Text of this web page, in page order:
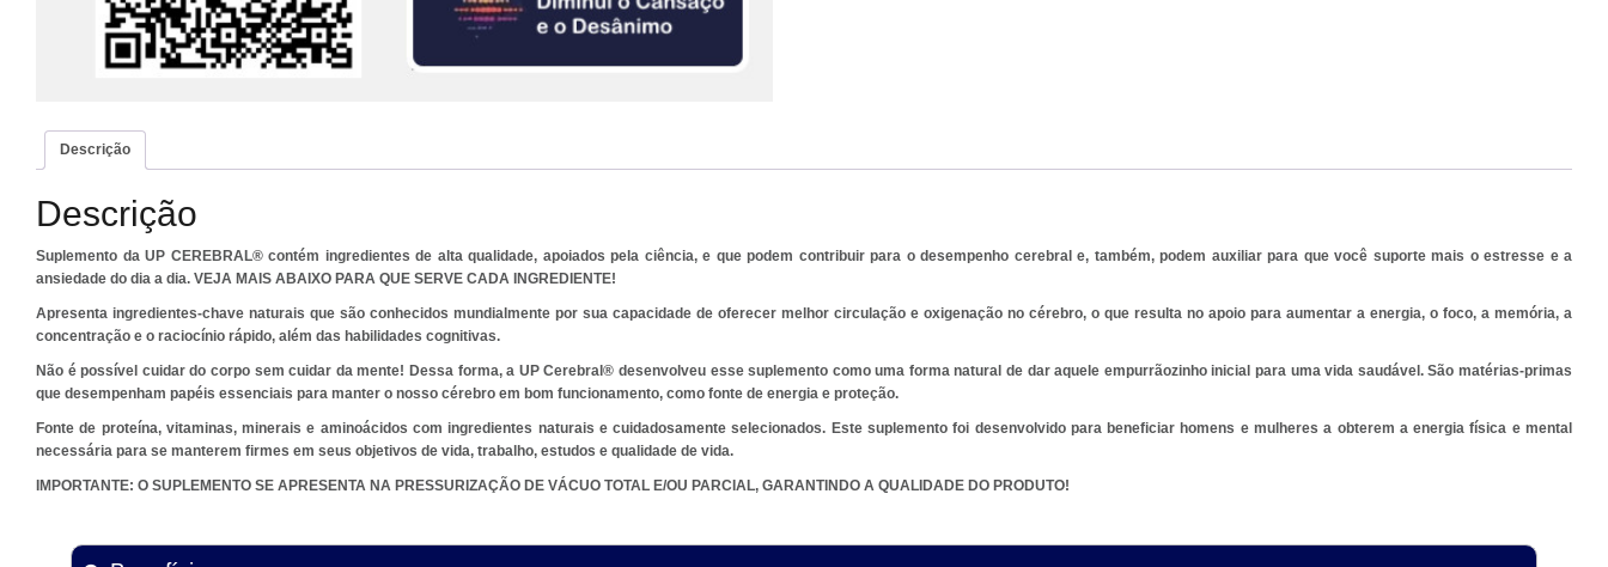
Descrição
Descrição
Suplemento da UP CEREBRAL® contém ingredientes de alta qualidade, apoiados pela ciência, e que podem contribuir para o desempenho cerebral e, também, podem auxiliar para que você suporte mais o estresse e a
ansiedade do dia a dia. VEJA MAIS ABAIXO PARA QUE SERVE CADA INGREDIENTE!
Apresenta ingredientes-chave naturais que são conhecidos mundialmente por sua capacidade de oferecer melhor circulação e oxigenação no cérebro, o que resulta no apoio para aumentar a energia, o foco, a memória, a
concentração e o raciocínio rápido, além das habilidades cognitivas.
Não é possível cuidar do corpo sem cuidar da mente! Dessa forma, a UP Cerebral® desenvolveu esse suplemento como uma forma natural de dar aquele empurrãozinho inicial para uma vida saudável. São matérias-primas
que desempenham papéis essenciais para manter o nosso cérebro em bom funcionamento, como fonte de energia e proteção.
Fonte de proteína, vitaminas, minerais e aminoácidos com ingredientes naturais e cuidadosamente selecionados. Este suplemento foi desenvolvido para beneficiar homens e mulheres a obterem a energia física e mental
necessária para se manterem firmes em seus objetivos de vida, trabalho, estudos e qualidade de vida.
IMPORTANTE: O SUPLEMENTO SE APRESENTA NA PRESSURIZAÇÃO DE VÁCUO TOTAL E/OU PARCIAL, GARANTINDO A QUALIDADE DO PRODUTO!